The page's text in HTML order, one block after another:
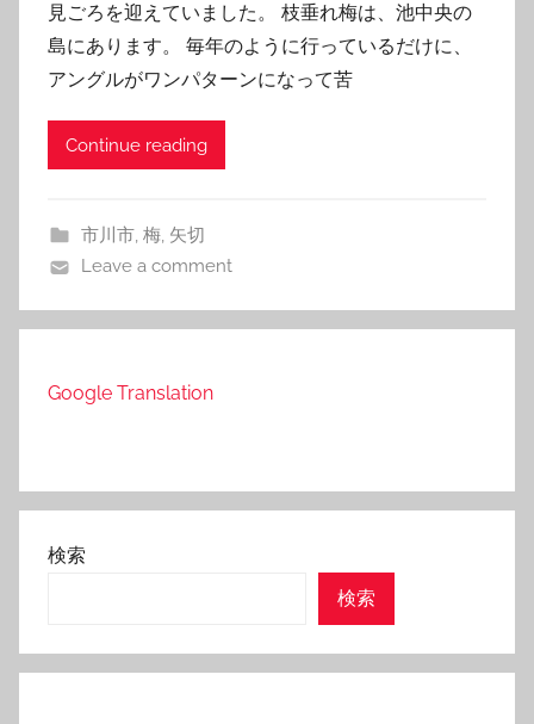
見ごろを迎えていました。 枝垂れ梅は、池中央の
島にあります。 毎年のように行っているだけに、
アングルがワンパターンになって苦
Continue reading
市川市, 梅, 矢切
Leave a comment
Google Translation
検索
検索